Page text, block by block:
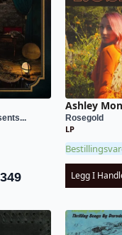
349
Ashley
Rosegold
LP
Legg I